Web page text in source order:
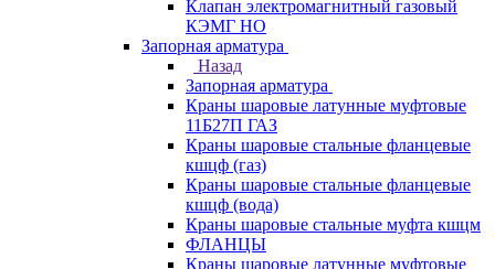
Клапан электромагнитный газовый
КЭМГ НО
Запорная арматура
Назад
Запорная арматура
Краны шаровые латунные муфтовые
11Б27П ГАЗ
Краны шаровые стальные фланцевые
кшцф (газ)
Краны шаровые стальные фланцевые
кшцф (вода)
Краны шаровые стальные муфта кшцм
ФЛАНЦЫ
Краны шаровые латунные муфтовые